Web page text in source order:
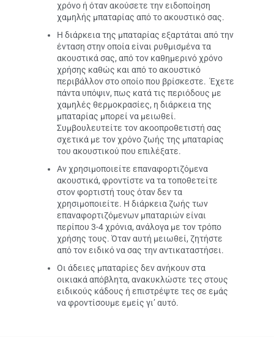
χρόνο ή όταν ακούσετε την ειδοποίηση
χαμηλής μπαταρίας από το ακουστικό σας.
Η διάρκεια της μπαταρίας εξαρτάται από την
ένταση στην οποία είναι ρυθμισμένα τα
ακουστικά σας, από τον καθημερινό χρόνο
χρήσης καθώς και από το ακουστικό
περιβάλλον στο οποίο που βρίσκεστε. Έχετε
πάντα υπόψιν, πως κατά τις περιόδους με
χαμηλές θερμοκρασίες, η διάρκεια της
μπαταρίας μπορεί να μειωθεί.
Συμβουλευτείτε τον ακοοπροθετιστή σας
σχετικά με τον χρόνο ζωής της μπαταρίας
του ακουστικού που επιλέξατε.
Αν χρησιμοποιείτε επαναφορτιζόμενα
ακουστικά, φροντίστε να τα τοποθετείτε
στον φορτιστή τους όταν δεν τα
χρησιμοποιείτε. Η διάρκεια ζωής των
επαναφορτιζόμενων μπαταριών είναι
περίπου 3-4 χρόνια, ανάλογα με τον τρόπο
χρήσης τους. Όταν αυτή μειωθεί, ζητήστε
από τον ειδικό να σας την αντικαταστήσει.
Οι άδειες μπαταρίες δεν ανήκουν στα
οικιακά απόβλητα, ανακυκλώστε τες στους
ειδικούς κάδους ή επιστρέψτε τες σε εμάς
να φροντίσουμε εμείς γι’ αυτό.